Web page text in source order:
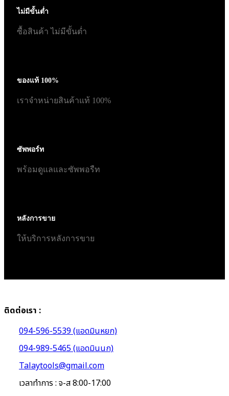
ไม่มีขั้นต่ำ
ซื้อสินค้า ไม่มีขั้นต่ำ
ของแท้ 100%
เราจำหน่ายสินค้าแท้ 100%
ซัพพอร์ท
พร้อมดูแลและซัพพอรืท
หลังการขาย
ให้บริการหลังการขาย
ติดต่อเรา :
094-596-5539 (แอดมินหยก)
094-989-5465 (แอดมินนก)
Talaytools@gmail.com
เวลาทำการ : จ-ส 8:00-17:00